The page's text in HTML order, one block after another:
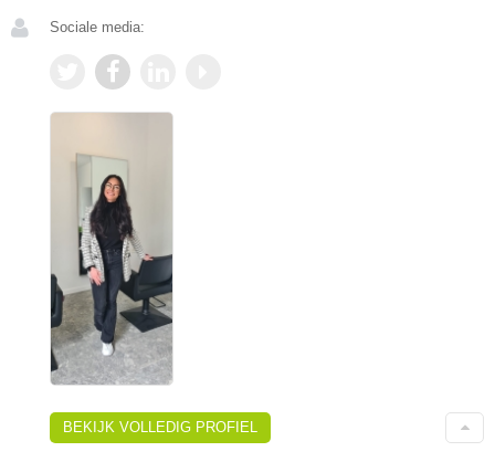
Sociale media:
BEKIJK VOLLEDIG PROFIEL